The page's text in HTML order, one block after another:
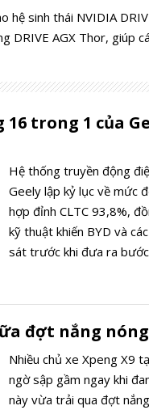
hệ sinh thái NVIDIA
DRIVE AGX Thor, giúp
trong 1 của
Hệ thống truyền động
Geely lập kỷ lục về mức
hợp đỉnh CLTC 93,8%,
kỹ thuật khiến BYD và
sát trước khi đưa ra
đợt nắng
Nhiều chủ xe Xpeng X9
ngờ sập gầm ngay khi
này vừa trải qua đợt